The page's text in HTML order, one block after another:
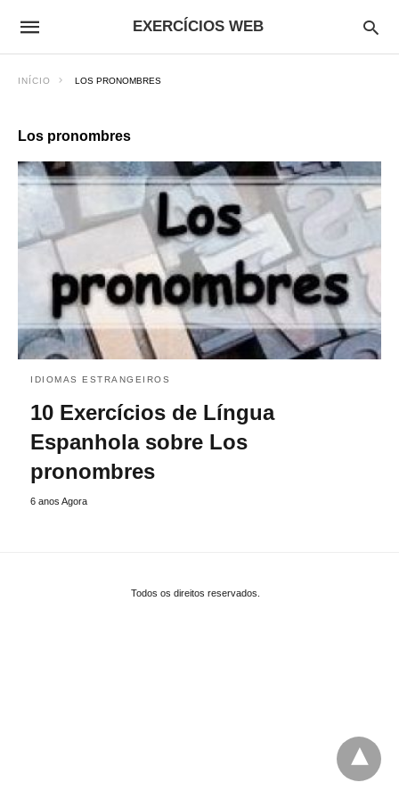
EXERCÍCIOS WEB
INÍCIO LOS PRONOMBRES
Los pronombres
IDIOMAS ESTRANGEIROS
10 Exercícios de Língua
Espanhola sobre Los
pronombres
6 anos Agora
Todos os direitos reservados.